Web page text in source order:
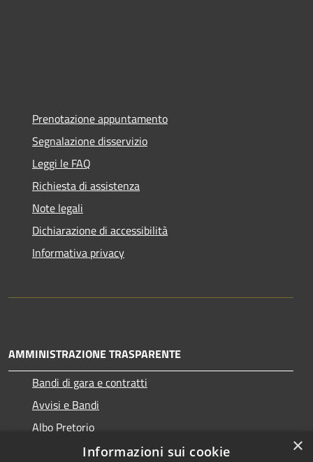
Prenotazione appuntamento
Segnalazione disservizio
Leggi le FAQ
Richiesta di assistenza
Note legali
Dichiarazione di accessibilità
Informativa privacy
AMMINISTRAZIONE TRASPARENTE
Bandi di gara e contratti
Avvisi e Bandi
Albo Pretorio
×
Informazioni sui cookie